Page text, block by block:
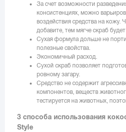
За счет возможности
консистенциях, можно
воздействия средства на кожу.
добавите, тем мягче скраб
Сухая формула дольше не
полезные свойства.
Экономичный расход.
Сухой скраб позволяет
ровному загару.
Средство не содержит
компонентов, веществ
тестируется на животных,
3 способа использования
Style